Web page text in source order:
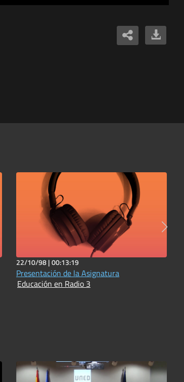
22/10/98 |00:13:19
Presentación de la Asignatura
Educación en Radio 3